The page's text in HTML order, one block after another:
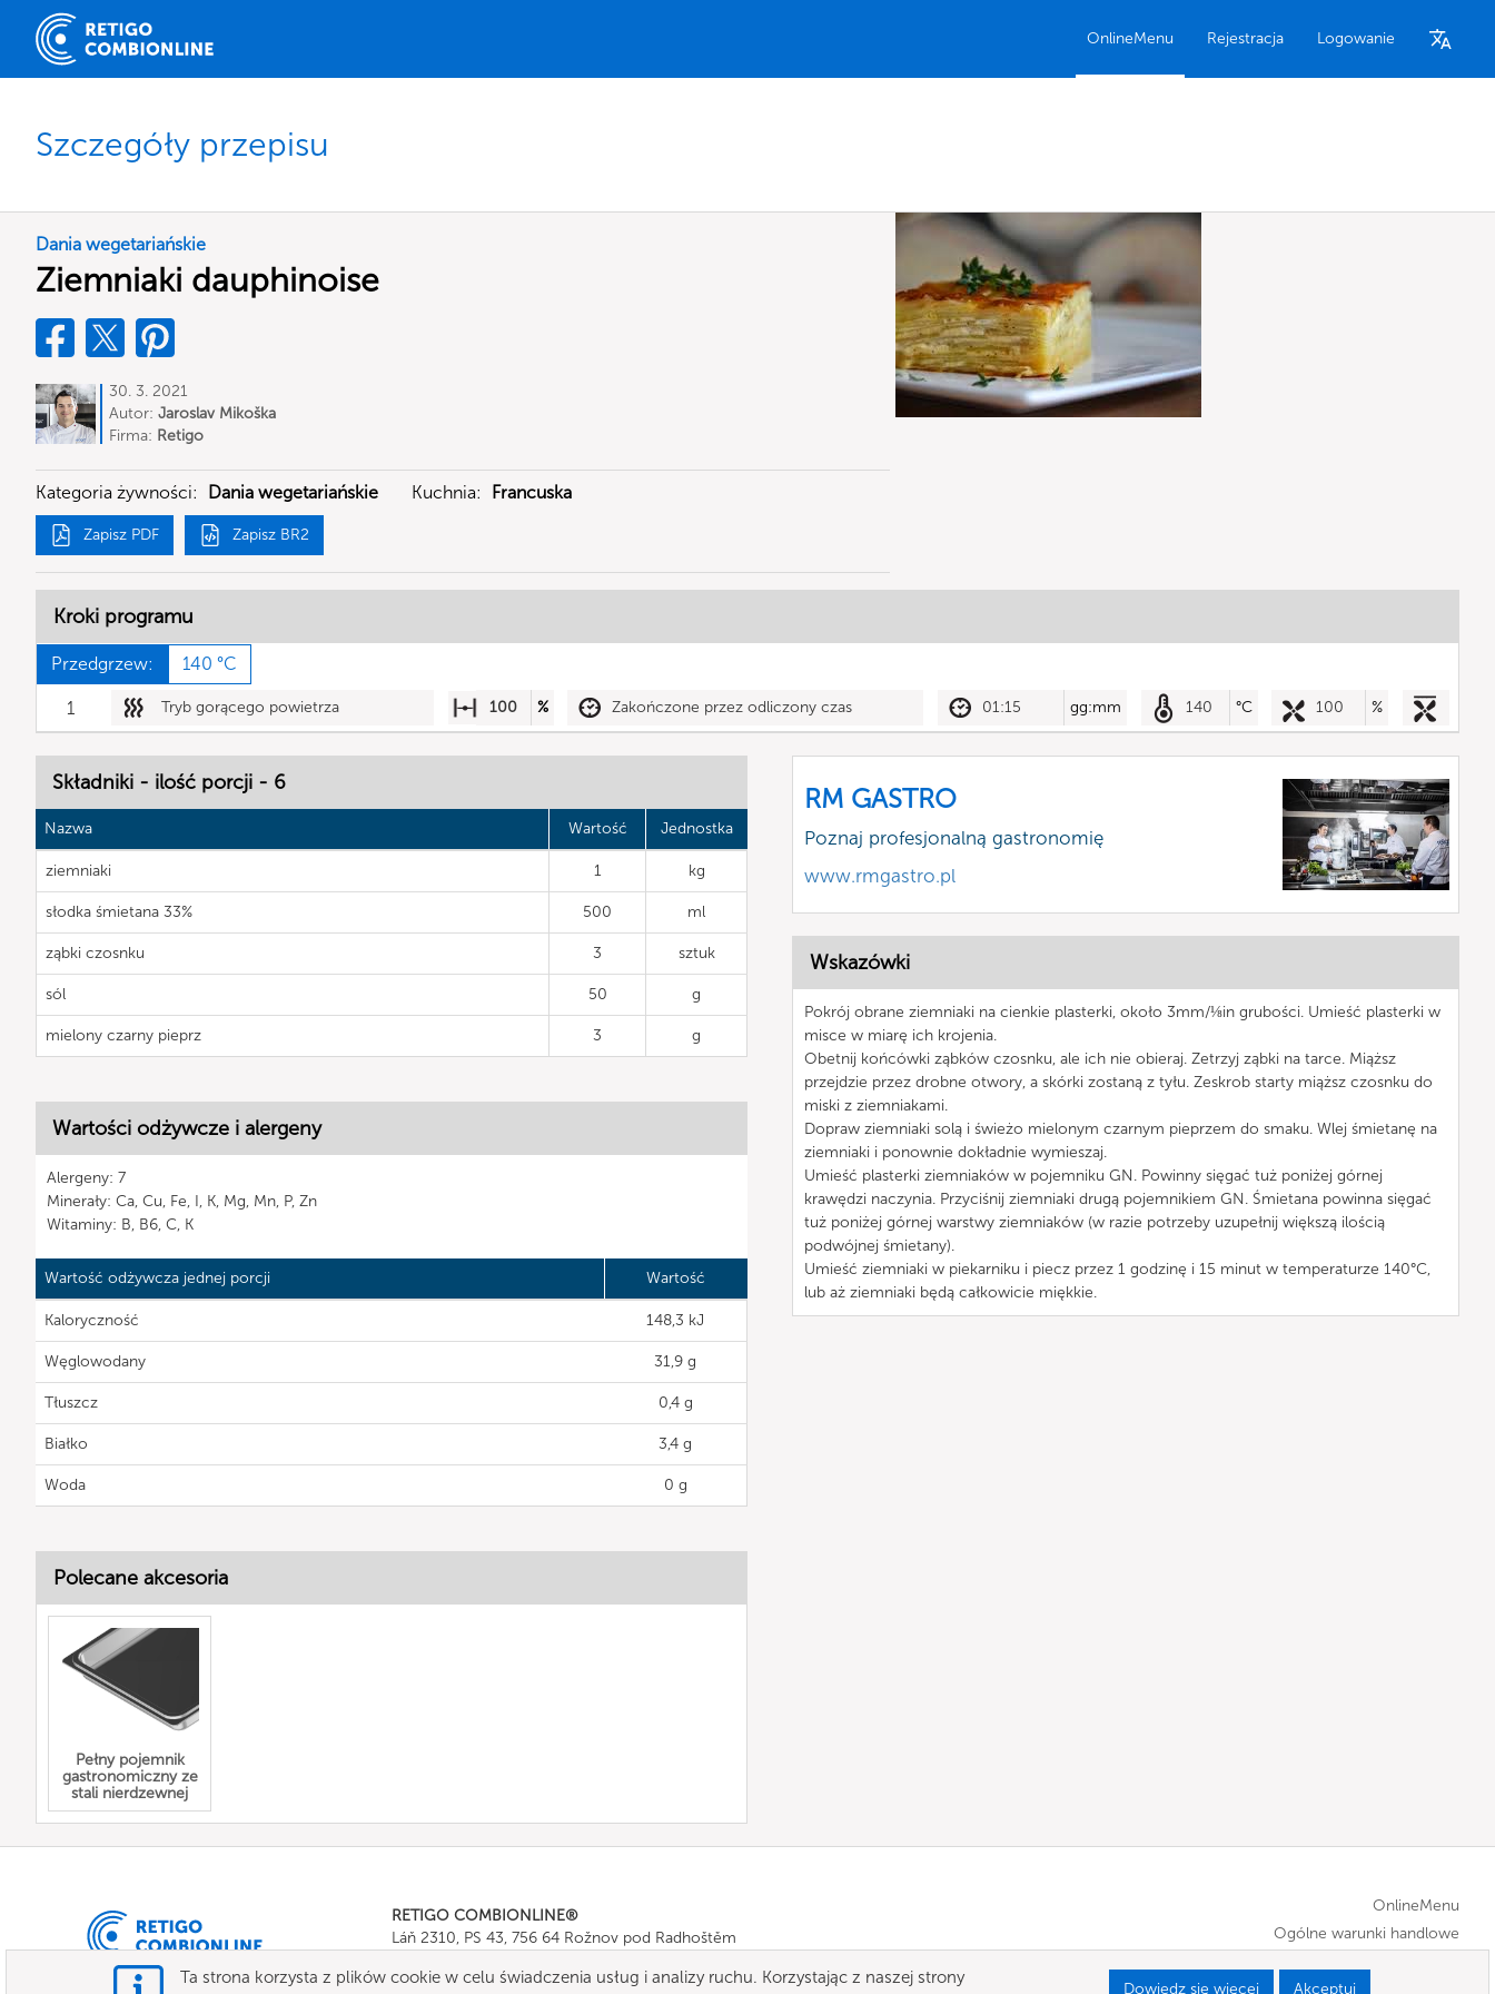
OnlineMenu Rejestracja Logowanie
Szczegóły przepisu
Dania wegetariańskie
Ziemniaki dauphinoise
30. 3. 2021
Autor: Jaroslav Mikoška
Firma: Retigo
Kategoria żywności: Dania wegetariańskie Kuchnia: Francuska
Zapisz PDF Zapisz BR2
Kroki programu
Przedgrzew: 140 °C
1 Tryb gorącego powietrza 100 % Zakończone przez odliczony czas 01:15 gg:mm 140 °C 100 %
Składniki - ilość porcji - 6
Nazwa Wartość Jednostka
ziemniaki 1 kg
słodka śmietana 33% 500 ml
ząbki czosnku 3 sztuk
sól 50 g
mielony czarny pieprz 3 g
Wartości odżywcze i alergeny
Alergeny: 7
Minerały: Ca, Cu, Fe, I, K, Mg, Mn, P, Zn
Witaminy: B, B6, C, K
Wartość odżywcza jednej porcji Wartość
Kaloryczność 148,3 kJ
Węglowodany 31,9 g
Tłuszcz 0,4 g
Białko 3,4 g
Woda 0 g
RM GASTRO
Poznaj profesjonalną gastronomię
www.rmgastro.pl
Wskazówki
Pokrój obrane ziemniaki na cienkie plasterki, około 3mm/⅛in grubości. Umieść plasterki w
misce w miarę ich krojenia.
Obetnij końcówki ząbków czosnku, ale ich nie obieraj. Zetrzyj ząbki na tarce. Miąższ
przejdzie przez drobne otwory, a skórki zostaną z tyłu. Zeskrob starty miąższ czosnku do
miski z ziemniakami.
Dopraw ziemniaki solą i świeżo mielonym czarnym pieprzem do smaku. Wlej śmietanę na
ziemniaki i ponownie dokładnie wymieszaj.
Umieść plasterki ziemniaków w pojemniku GN. Powinny sięgać tuż poniżej górnej
krawędzi naczynia. Przyciśnij ziemniaki drugą pojemnikiem GN. Śmietana powinna sięgać
tuż poniżej górnej warstwy ziemniaków (w razie potrzeby uzupełnij większą ilością
podwójnej śmietany).
Umieść ziemniaki w piekarniku i piecz przez 1 godzinę i 15 minut w temperaturze 140°C,
lub aż ziemniaki będą całkowicie miękkie.
Polecane akcesoria
Pełny pojemnik
gastronomiczny ze
stali nierdzewnej
RETIGO COMBIONLINE®
Láň 2310, PS 43, 756 64 Rožnov pod Radhoštěm
E-mail: info@combionline.com
OnlineMenu
Ogólne warunki handlowe
Ta strona korzysta z plików cookie w celu świadczenia usług i analizy ruchu. Korzystając z naszej strony
Dowiedz się więcej Akceptuj